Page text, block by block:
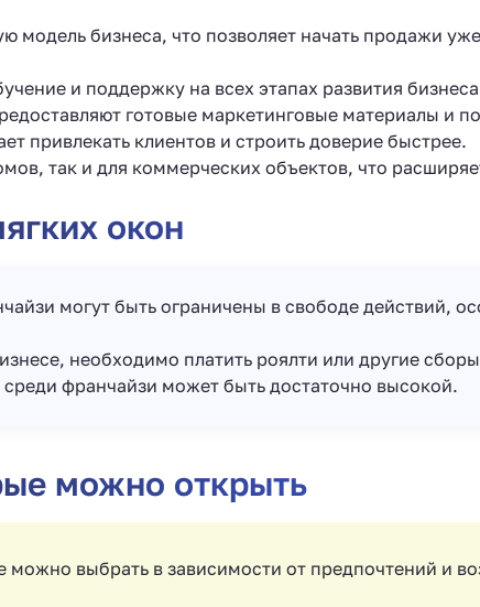
модель бизнеса, что позволяет начать продажи
и поддержку на всех этапах развития
готовые маркетинговые материалы и
привлекать клиентов и строить доверие быстрее.
так и для коммерческих объектов, что
окон
могут быть ограничены в свободе действий,
необходимо платить роялти или другие
франчайзи может быть достаточно высокой.
можно открыть
выбрать в зависимости от предпочтений и